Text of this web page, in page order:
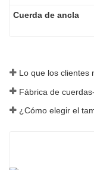
Cuerda de ancla